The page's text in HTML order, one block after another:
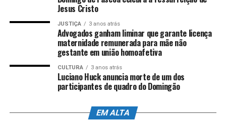
Jesus Cristo
JUSTIÇA 3 anos atrás
Advogados ganham liminar que garante licença
maternidade remunerada para mãe não
gestante em união homoafetiva
CULTURA 3 anos atrás
Luciano Huck anuncia morte de um dos
participantes de quadro do Domingão
EM ALTA